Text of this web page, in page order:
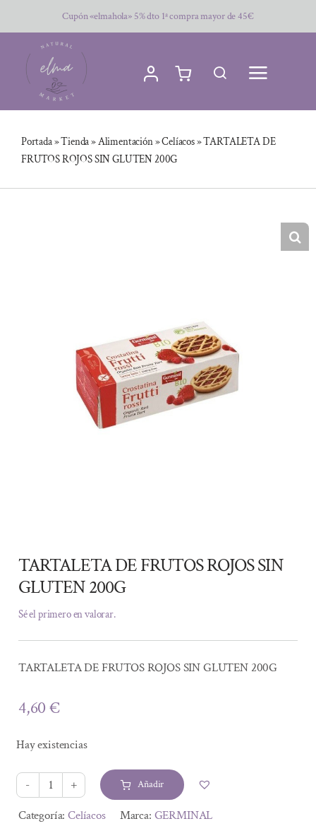
al
contenido
Cupón «elmahola» 5% dto 1ª compra mayor de 45€
Portada»Tienda»Alimentación»Celíacos»TARTALETA DE
FRUTOS ROJOS SIN GLUTEN 200G
TARTALETA DE FRUTOS ROJOS SIN
GLUTEN 200G
Sé el primero en valorar.
TARTALETA DE FRUTOS ROJOS SIN GLUTEN 200G
4,60€
Hay existencias
TARTALETA
DE
Añadir
Alternative:
Categoría:Celíacos Marca: GERMINAL